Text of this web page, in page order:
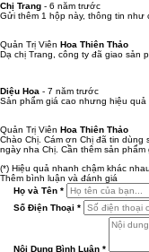
Chị Trang - 6 năm trước
Gửi thêm 1 hộp này, thông tin như
Quản Trị Viên Hoa Thiên Thảo
Dạ chị Trang, công ty đã giao sản
Diệu Hoa - 7 năm trước
Sản phẩm giá cao nhưng hiệu
Quản Trị Viên Hoa Thiên Thảo
Chào Chị. Cám ơn Chị đã tin dùng
ngày nha Chị. Cần thêm sản
(*) Hiệu quả nhanh chậm khác
Thêm bình luận và đánh giá
Họ và Tên *
Số Điện Thoại *
Nội Dung Bình Luận *